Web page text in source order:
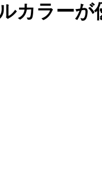
カラーが